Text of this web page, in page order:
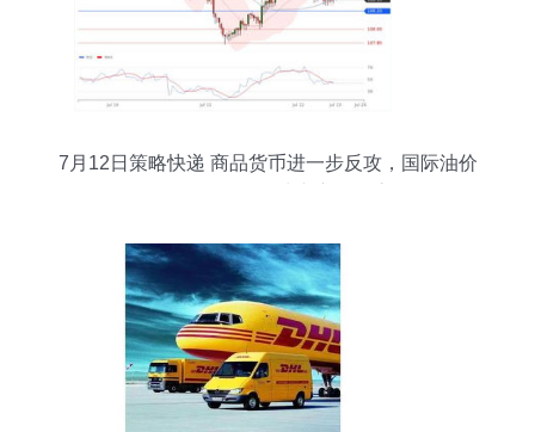
7月12日策略快递 商品货币进一步反攻，国际油价